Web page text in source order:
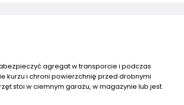
agregat w transporcie i podczas
kurzu i chroni powierzchnię przed drobnymi
stoi w ciemnym garażu, w magazynie lub jest